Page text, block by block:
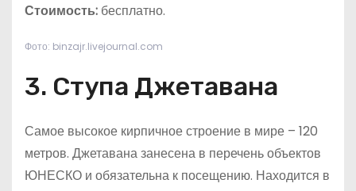
Стоимость: бесплатно.
Фото: binzajr.livejournal.com
3. Ступа Джетавана
Самое высокое кирпичное строение в мире – 120
метров. Джетавана занесена в перечень объектов
ЮНЕСКО и обязательна к посещению. Находится в